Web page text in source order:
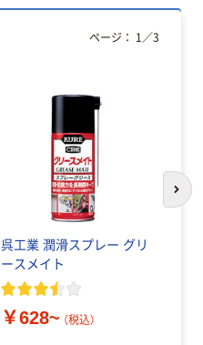
呉工業 潤滑スプレー グリ
ースメイト
￥628~ （税込）
ページ： 1 ／3
次